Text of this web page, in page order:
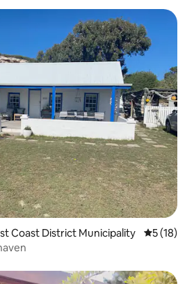
Coast District Municipality Průměrné
5 (18)